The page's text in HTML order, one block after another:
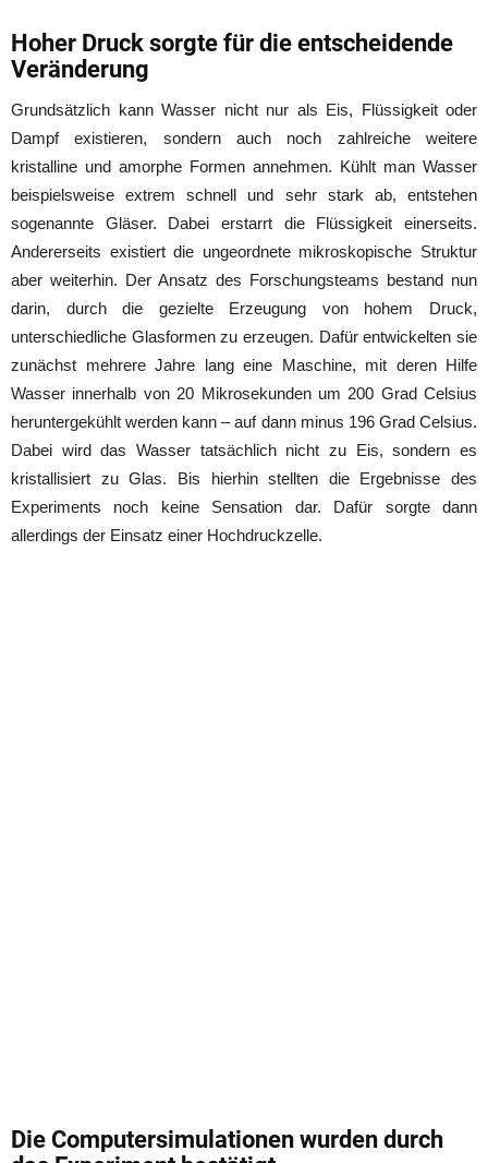
Hoher Druck sorgte für die entscheidende
Veränderung
Grundsätzlich kann Wasser nicht nur als Eis, Flüssigkeit oder
Dampf existieren, sondern auch noch zahlreiche weitere
kristalline und amorphe Formen annehmen. Kühlt man Wasser
beispielsweise extrem schnell und sehr stark ab, entstehen
sogenannte Gläser. Dabei erstarrt die Flüssigkeit einerseits.
Andererseits existiert die ungeordnete mikroskopische Struktur
aber weiterhin. Der Ansatz des Forschungsteams bestand nun
darin, durch die gezielte Erzeugung von hohem Druck,
unterschiedliche Glasformen zu erzeugen. Dafür entwickelten sie
zunächst mehrere Jahre lang eine Maschine, mit deren Hilfe
Wasser innerhalb von 20 Mikrosekunden um 200 Grad Celsius
heruntergekühlt werden kann – auf dann minus 196 Grad Celsius.
Dabei wird das Wasser tatsächlich nicht zu Eis, sondern es
kristallisiert zu Glas. Bis hierhin stellten die Ergebnisse des
Experiments noch keine Sensation dar. Dafür sorgte dann
allerdings der Einsatz einer Hochdruckzelle.
Die Computersimulationen wurden durch